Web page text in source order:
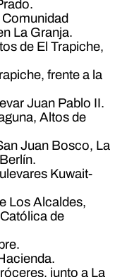
La Granja.
de El Trapiche,
frente a la
Juan Pablo II.
Altos de
Juan Bosco, La
Kuwait-
Los Alcaldes,
de
junto a La